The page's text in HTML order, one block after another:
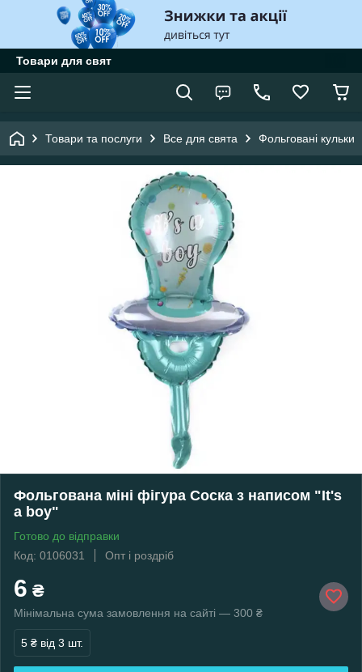
Товари для свят
Товари та послуги Все для свята Фольговані кульки
Фольгована міні фігура Соска з написом "It's
a boy"
Готово до відправки
Код: 0106031
Опт і роздріб
6 ₴
Мінімальна сума замовлення на сайті — 300 ₴
5 ₴ від 3 шт.